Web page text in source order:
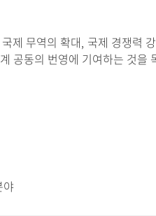
제 무역의 확대, 국제 경쟁력
공동의 번영에 기여하는 것을
야